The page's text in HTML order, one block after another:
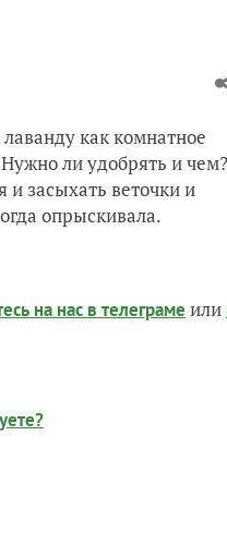
как комнатное
ли удобрять и
и засыхать веточки и
опрыскивала.
на нас в телеграме или